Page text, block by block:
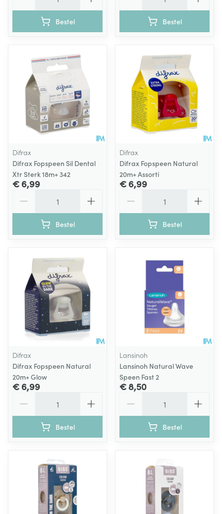
Bestel Bestel
Difrax
Difrax Fopspeen Sil Dental
Xtr Sterk 18m+ 342
€ 6,99
Bestel
Difrax
Difrax Fopspeen Natural
20m+ Assorti
€ 6,99
Bestel
Difrax
Difrax Fopspeen Natural
20m+ Glow
€ 6,99
Bestel
Lansinoh
Lansinoh Natural Wave
Speen Fast 2
€ 8,50
Bestel